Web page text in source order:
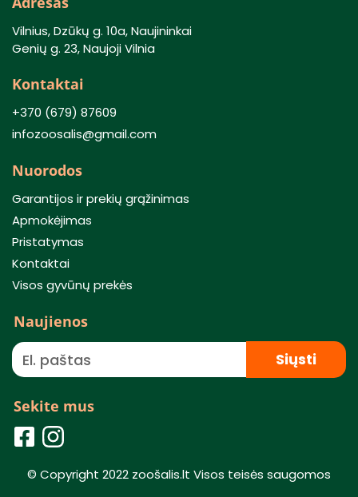
Vilnius, Dzūkų g. 10a, Naujininkai
Genių g. 23, Naujoji Vilnia
Kontaktai
+370 (679) 87609
infozoosalis@gmail.com
Nuorodos
Garantijos ir prekių grąžinimas
Apmokėjimas
Pristatymas
Kontaktai
Visos gyvūnų prekės
Naujienos
Siųsti
Sekite mus
© Copyright 2022 zoošalis.lt Visos teisės saugomos